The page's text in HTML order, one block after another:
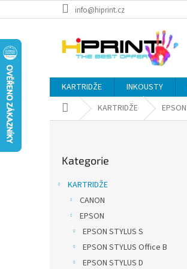
na
info@hiprint.cz
KARTRIDŽE INKOUSTY
Domů KARTRIDŽE EPSON
kategorie
Kategorie
KARTRIDŽE
CANON
EPSON
EPSON STYLUS S
EPSON STYLUS Office B
EPSON STYLUS D